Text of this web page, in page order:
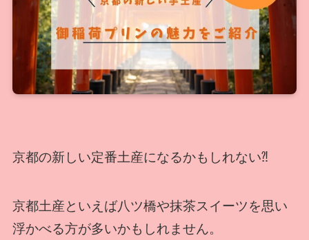
京都の新しい定番土産になるかもしれない⁈
京都土産といえば八ツ橋や抹茶スイーツを思い
浮かべる方が多いかもしれません。